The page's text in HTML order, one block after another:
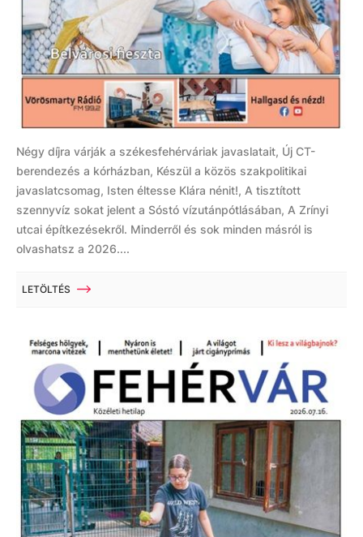
Négy díjra várják a székesfehérváriak javaslatait, Új CT-
berendezés a kórházban, Készül a közös szakpolitikai
javaslatcsomag, Isten éltesse Klára nénit!, A tisztított
szennyvíz sokat jelent a Sóstó vízutánpótlásában, A Zrínyi
utcai építkezésekről. Minderről és sok minden másról is
olvashatsz a 2026....
LETÖLTÉS